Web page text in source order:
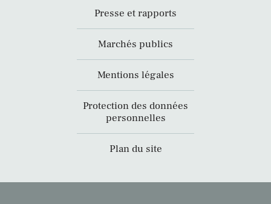
Presse et rapports
Marchés publics
Mentions légales
Protection des données
personnelles
Plan du site